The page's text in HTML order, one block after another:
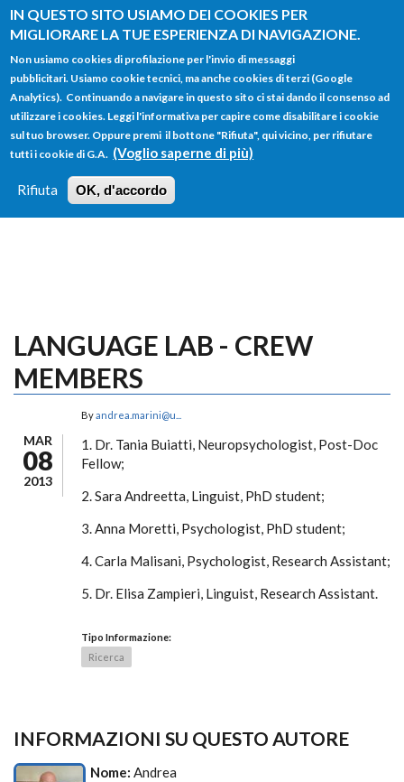
IN QUESTO SITO USIAMO DEI COOKIES PER
MIGLIORARE LA TUE ESPERIENZA DI NAVIGAZIONE.
Non usiamo cookies di profilazione per l'invio di messaggi
pubblicitari. Usiamo cookie tecnici, ma anche cookies di terzi (Google
Analytics). Continuando a navigare in questo sito ci stai dando il consenso ad
utilizzare i cookies. Leggi l'informativa per capire come disabilitare i cookie
sul tuo browser. Oppure premi il bottone "Rifiuta", qui vicino, per rifiutare
tutti i cookie di G.A. (Voglio saperne di più)
Rifiuta OK, d'accordo
Salta al contenuto principale
FORM
DI
RICERCA
Main menu
HOME TUTTI I PROFILI
LOGIN
LANGUAGE LAB - CREW
MEMBERS
MAR
08
2013
Byandrea.marini@u...
1. Dr. Tania Buiatti, Neuropsychologist, Post-Doc
Fellow;
2. Sara Andreetta, Linguist, PhD student;
3. Anna Moretti, Psychologist, PhD student;
4. Carla Malisani, Psychologist, Research Assistant;
5. Dr. Elisa Zampieri, Linguist, Research Assistant.
Tipo Informazione:
Ricerca
INFORMAZIONI SU QUESTO AUTORE
Nome: Andrea